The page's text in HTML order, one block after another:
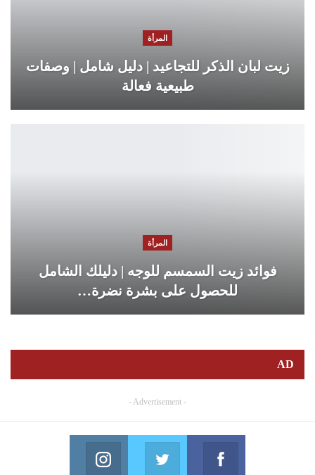
المرأة
زيت لبان الذكر للتجاعيد | دليل شامل | وصفات
طبيعية فعالة
المرأة
فوائد زيت السمسم للوجه | دليلك الشامل
للحصول على بشرة نضرة…
AD
- Advertisement -
Facebook
Join us on Facebook
Twitter
Join us on Twitter